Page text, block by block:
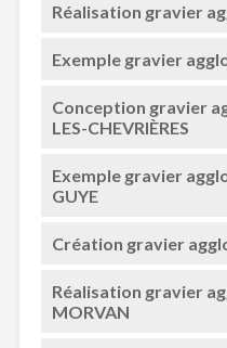
Réalisation gravier
Exemple gravier
Conception gravier
LES-CHEVRIÈRES
Exemple gravier
GUYE
Création gravier
Réalisation gravier
MORVAN